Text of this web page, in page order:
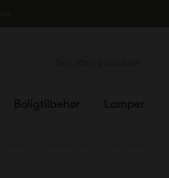
Boligtilbehør Lamper